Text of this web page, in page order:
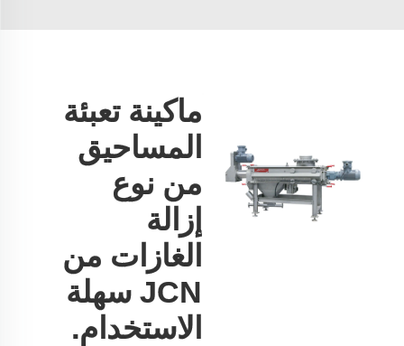
ماكينة تعبئة
المساحيق
من نوع
إزالة
الغازات من
JCN سهلة
الاستخدام.